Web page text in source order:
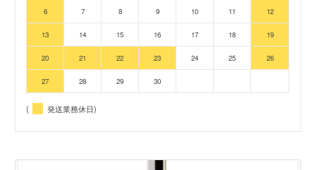
6 7 8 9 10 11 12
13 14 15 16 17 18 19
20 21 22 23 24 25 26
27 28 29 30
( 発送業務休日)